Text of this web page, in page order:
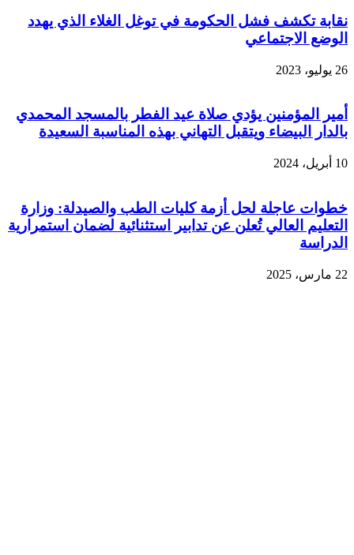
نقابة تكشف فشل الحكومة في توغل الغلاء الذي يهدد
الوضع الاجتماعي
26 يوليو، 2023
أمير المؤمنين يؤدي صلاة عيد الفطر بالمسجد المحمدي
بالدار البيضاء ويتقبل التهاني بهذه المناسبة السعيدة
10 أبريل، 2024
خطوات عاجلة لحل أزمة كليات الطب والصيدلة: وزارة
التعليم العالي تُعلن عن تدابير استثنائية لضمان استمرارية
الدراسة
22 مارس، 2025